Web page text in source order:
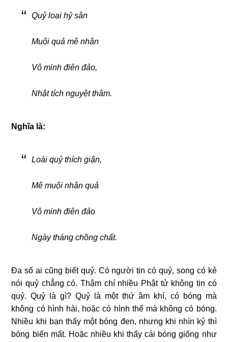
Quỷ loại hỷ sân
Muội quả mê nhân
Vô minh điên đảo,
Nhật tích nguyệt thâm.
Nghĩa là:
Loài quỷ thích giận,
Mê muội nhân quả
Vô minh điên đảo
Ngày tháng chồng chất.
Ða số ai cũng biết quỷ. Có người tin có quỷ, song có kẻ
nói quỷ chẳng có. Thậm chí nhiều Phật tử không tin có
quỷ. Quỷ là gì? Quỷ là một thứ âm khí, có bóng mà
không có hình hài, hoặc có hình thể mà không có bóng.
Nhiều khi bạn thấy một bóng đen, nhưng khi nhìn kỷ thì
bóng biến mất. Hoặc nhiều khi thấy cái bóng giống như